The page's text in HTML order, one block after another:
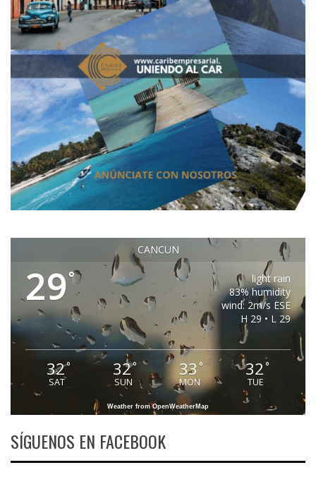
CANCUN
29°
light rain
83% humidity
wind: 2m/s ESE
H 29 • L 29
32°
SAT
32°
SUN
33 °
MON
32°
TUE
Weather from OpenWeatherMap
SÍGUENOS EN FACEBOOK